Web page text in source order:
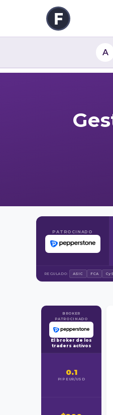
A
PATROCINADO
REGULADO: ASIC FCA
BROKER
PATROCINADO
El broker de los
traders activos
0.1
PIP EUR/USD